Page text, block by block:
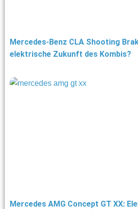
Mercedes-Benz CLA Shooting
elektrische Zukunft des Kombis?
Mercedes AMG Concept GT XX: